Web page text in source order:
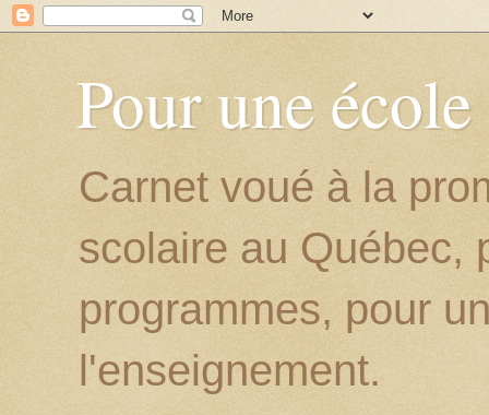
Pour une
Carnet voué à la
scolaire au Québec,
programmes, pour
l'enseignement.